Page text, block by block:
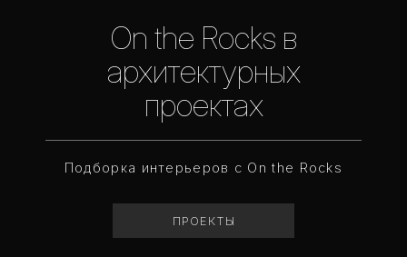
On the Rocks в
архитектурных
проектах
Подборка интерьеров с On the Rocks
ПРОЕКТЫ